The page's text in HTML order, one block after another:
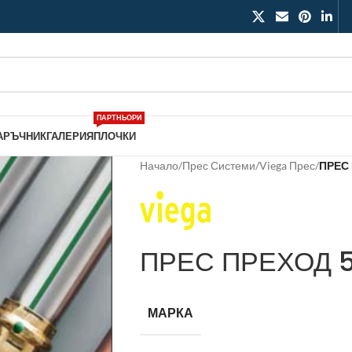
ГАЛЕРИЯПЛОЧКИ
ПАРТНЬОРИ
Начало/Прес Системи/Viega Прес/ПРЕС
ПРЕС ПРЕХОД
МАРКА